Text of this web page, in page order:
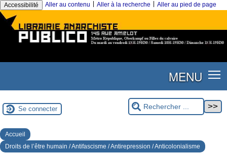
Accessibilité Aller au contenu Aller à la recherche Aller au pied de page
MENU
Se connecter
Accueil
Droits de l’être humain / Antifascisme / Antirepression / Anticolonialisme